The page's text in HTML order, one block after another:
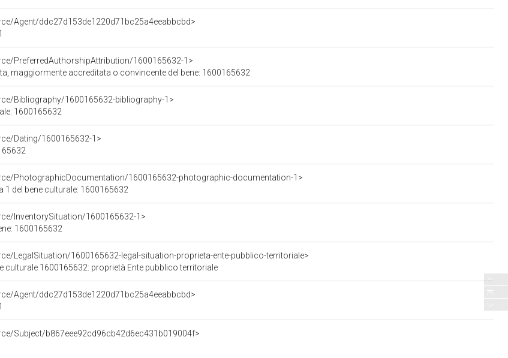
Agent/ddc27d153de1220d71bc25a4eeabbcbd>
PreferredAuthorshipAttribution/1600165632-1>
maggiormente accreditata o convincente del bene: 1600165632
Bibliography/1600165632-bibliography-1>
1600165632
Dating/1600165632-1>
PhotographicDocumentation/1600165632-photographic-documentation-1>
del bene culturale: 1600165632
InventorySituation/1600165632-1>
1600165632
LegalSituation/1600165632-legal-situation-proprieta-ente-pubblico-territoriale>
culturale 1600165632: proprietà Ente pubblico territoriale
Agent/ddc27d153de1220d71bc25a4eeabbcbd>
Subject/b867eee92cd96cb42d6ec431b019004f>